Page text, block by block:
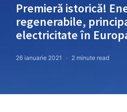
Premieră istorică!
regenerabile,
electricitate în
26 ianuarie 2021 2 minute read